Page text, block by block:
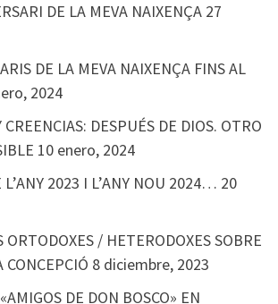
DE LA MEVA NAIXENÇA 27
DE LA MEVA NAIXENÇA FINS AL
2024
CREENCIAS: DESPUÉS DE DIOS. OTRO
10 enero, 2024
L’ANY 2023 I L’ANY NOU 2024… 20
ORTODOXES / HETERODOXES SOBRE
CONCEPCIÓ 8 diciembre, 2023
DE DON BOSCO» EN